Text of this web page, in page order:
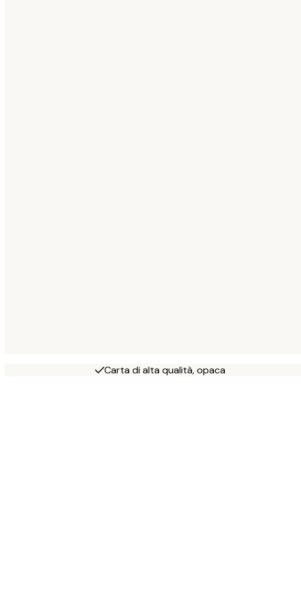
Carta di alta qualità, opaca